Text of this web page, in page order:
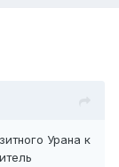
Урана к